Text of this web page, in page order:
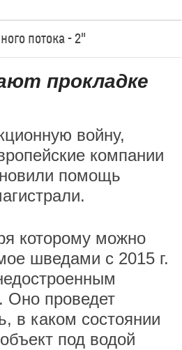
потока - 2"
прокладке
войну,
компании
помощь
которому можно
шведами с 2015 г.
. Оно проведет
в каком состоянии
под водой